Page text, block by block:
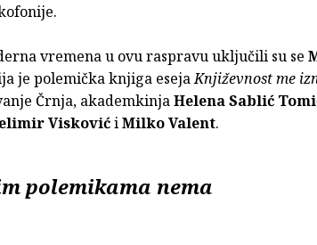
vremena u ovu raspravu uključili su se
je polemička knjiga esejaKnjiževnost me
Črnja, akademkinjaHelena Sablić
ViskovićiMilko Valent.
polemikama nema